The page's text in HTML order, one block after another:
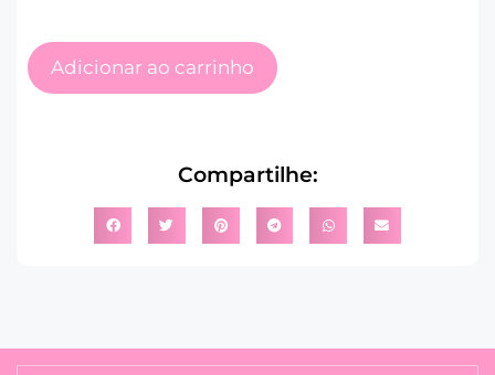
Adicionar ao carrinho
Compartilhe: